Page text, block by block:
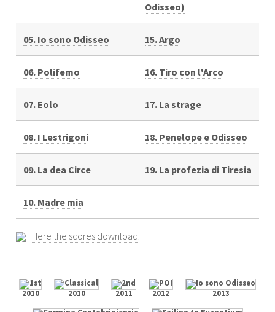
Odisseo)
05. Io sono Odisseo 15. Argo
06. Polifemo 16. Tiro con l'Arco
07. Eolo 17. La strage
08. I Lestrigoni 18. Penelope e Odisseo
09. La dea Circe 19. La profezia di Tiresia
10. Madre mia
Here the scores download.
2010 2010 2011 2012 2013